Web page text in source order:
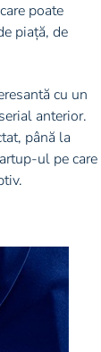
poate
piață, de
cu un
anterior.
până la
ul pe care